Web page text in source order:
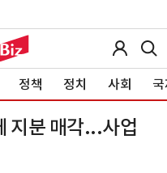
정책 정치 사회
지분 매각...사업